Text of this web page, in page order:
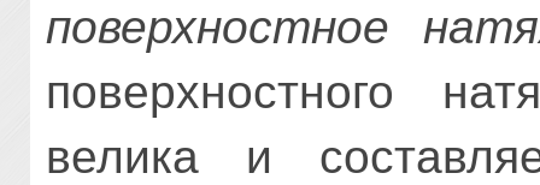
поверхностное
поверхностного
велика и